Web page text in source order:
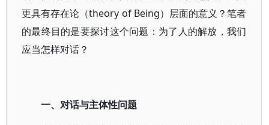
更具有存在论（theory of Being）层面的意义？笔者
的最终目的是要探讨这个问题：为了人的解放，我们
应当怎样对话？
一、对话与主体性问题